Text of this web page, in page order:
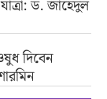
ড. জাহেদুল
দিবেন